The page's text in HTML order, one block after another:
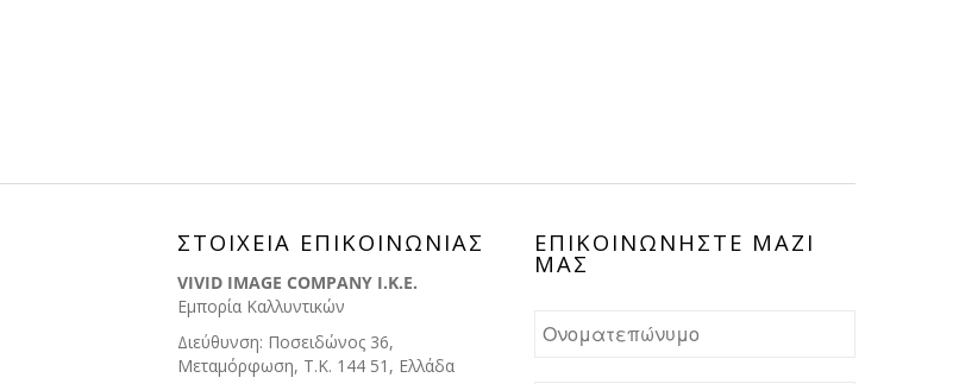
ΣΤΟΙΧΕΙΑ ΕΠΙΚΟΙΝΩΝΙΑΣ
VIVID IMAGE COMPANY I.K.E.
Εμπορία Καλλυντικών
Διεύθυνση: Ποσειδώνος 36,
Μεταμόρφωση, Τ.Κ. 144 51, Ελλάδα
ΕΠΙΚΟΙΝΩΝHΣΤΕ ΜΑΖΙ
ΜΑΣ